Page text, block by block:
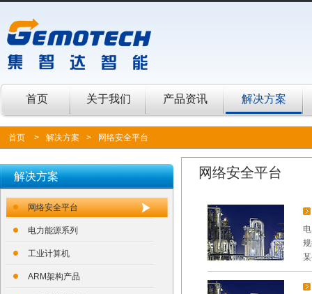
首页 关于我们 产品资讯 解决方案
首页 > 解决方案 > 网络安全平台
解决方案
网络安全平台
电力能源系列
工业计算机
ARM架构产品
网络安全平台